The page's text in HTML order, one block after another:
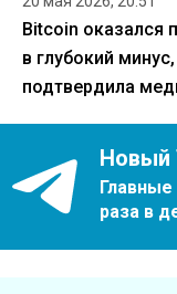
Bitcoin оказался
в глубокий
подтвердила
Новый
раза в